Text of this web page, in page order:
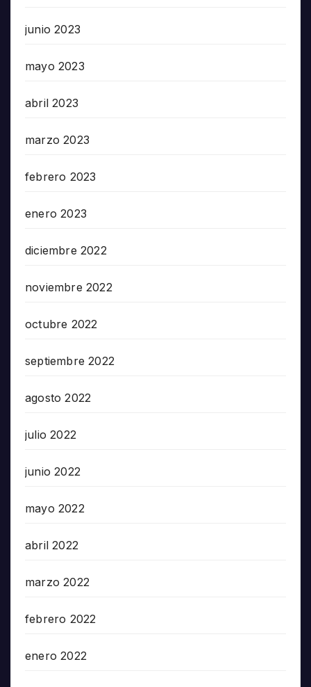
junio 2023
mayo 2023
abril 2023
marzo 2023
febrero 2023
enero 2023
diciembre 2022
noviembre 2022
octubre 2022
septiembre 2022
agosto 2022
julio 2022
junio 2022
mayo 2022
abril 2022
marzo 2022
febrero 2022
enero 2022